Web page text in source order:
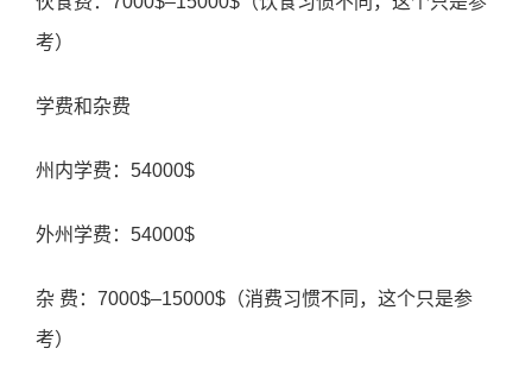
考）
学费和杂费
州内学费：54000$
外州学费：54000$
杂 费：7000$–15000$（消费习惯不同，这个只是参
考）